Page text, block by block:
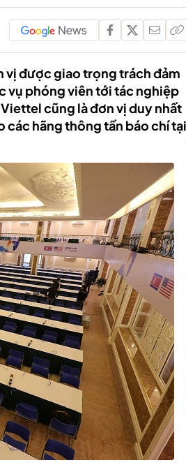
vị được giao trọng trách đảm
vụ phóng viên tới tác nghiệp
cũng là đơn vị duy nhất
hãng thông tấn báo chí tại